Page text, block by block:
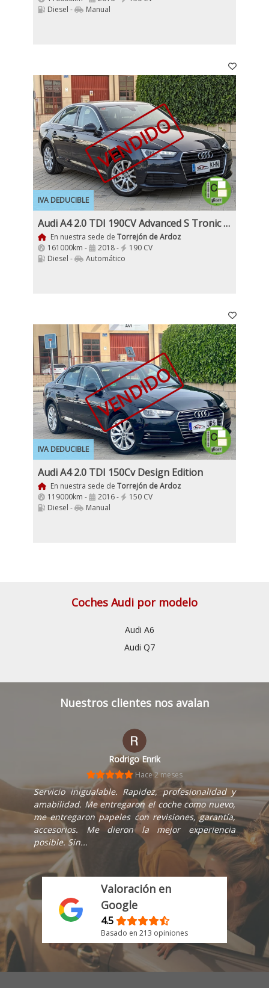
Diesel -
Manual
IVA DEDUCIBLE
VENDIDO
Audi A4 2.0 TDI 190CV Advanced S Tronic Edition
En nuestra sede de Torrejón de Ardoz
161000km -
2018 -
190 CV
Diesel -
Automático
IVA DEDUCIBLE
VENDIDO
Audi A4 2.0 TDI 150Cv Design Edition
En nuestra sede de Torrejón de Ardoz
119000km -
2016 -
150 CV
Diesel -
Manual
Coches Audi por modelo
Audi A6
Audi Q7
Nuestros clientes nos avalan
hector colmenares
Hace 1 mes
Compré una Ford Transit en este concesionario y
la experiencia fue muy positiva. Todo el personal
fue muy amable, profesional y atento en todo
momento. Además, la gestión de la compra fue
muy rápida y...
Valoración en
Google
4.5
Basado en 213 opiniones